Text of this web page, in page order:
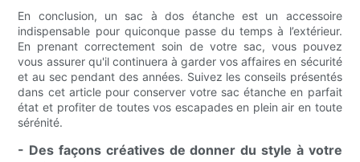
En conclusion, un sac à dos étanche est un accessoire
indispensable pour quiconque passe du temps à l’extérieur.
En prenant correctement soin de votre sac, vous pouvez
vous assurer qu'il continuera à garder vos affaires en sécurité
et au sec pendant des années. Suivez les conseils présentés
dans cet article pour conserver votre sac étanche en parfait
état et profiter de toutes vos escapades en plein air en toute
sérénité.
- Des façons créatives de donner du style à votre